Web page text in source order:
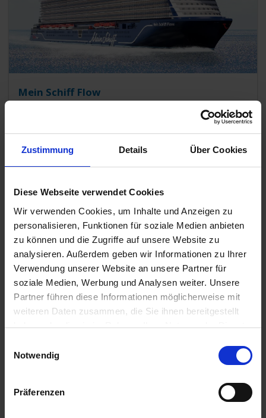
Zustimmung Details Über Cookies
Diese Webseite verwendet Cookies
Wir verwenden Cookies, um Inhalte und Anzeigen zu
personalisieren, Funktionen für soziale Medien anbieten
zu können und die Zugriffe auf unsere Website zu
analysieren. Außerdem geben wir Informationen zu Ihrer
Verwendung unserer Website an unsere Partner für
soziale Medien, Werbung und Analysen weiter. Unsere
Partner führen diese Informationen möglicherweise mit
weiteren Daten zusammen, die Sie ihnen bereitgestellt
haben oder die sie im Rahmen Ihrer Nutzung der Dienste
Notwendig
Präferenzen
Mein Schiff Flow
Baujahr: 2025
Passagiere: 3948
Zu den Angeboten